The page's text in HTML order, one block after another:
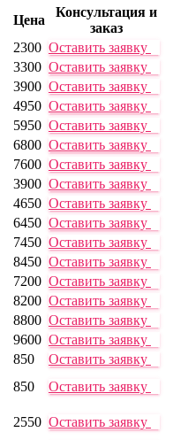
Цена
Консультация и
заказ
2300 Оставить заявку
3300 Оставить заявку
3900 Оставить заявку
4950 Оставить заявку
5950 Оставить заявку
6800 Оставить заявку
7600 Оставить заявку
3900 Оставить заявку
4650 Оставить заявку
6450 Оставить заявку
7450 Оставить заявку
8450 Оставить заявку
7200 Оставить заявку
8200 Оставить заявку
8800 Оставить заявку
9600 Оставить заявку
850
Оставить заявку
850
Оставить заявку
2550 Оставить заявку